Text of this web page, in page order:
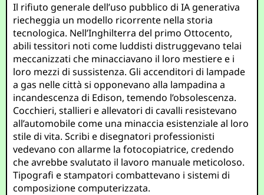
Il rifiuto generale dell’uso pubblico di IA generativa
riecheggia un modello ricorrente nella storia
tecnologica. Nell’Inghilterra del primo Ottocento,
abili tessitori noti come luddisti distruggevano telai
meccanizzati che minacciavano il loro mestiere e i
loro mezzi di sussistenza. Gli accenditori di lampade
a gas nelle città si opponevano alla lampadina a
incandescenza di Edison, temendo l’obsolescenza.
Cocchieri, stallieri e allevatori di cavalli resistevano
all’automobile come una minaccia esistenziale al loro
stile di vita. Scribi e disegnatori professionisti
vedevano con allarme la fotocopiatrice, credendo
che avrebbe svalutato il lavoro manuale meticoloso.
Tipografi e stampatori combattevano i sistemi di
composizione computerizzata.